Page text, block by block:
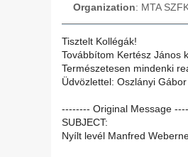
Organization: MTA
Tisztelt Kollégák!
Továbbítom Kertész János
Természetesen mindenki
Üdvözlettel: Oszlányi Gábor
-------- Original Message
SUBJECT:
Nyílt levél Manfred